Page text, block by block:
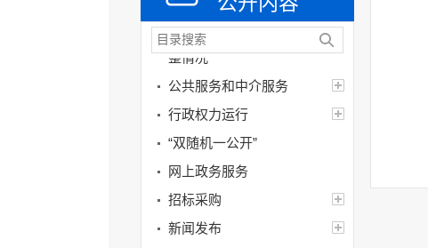
乡村振兴（精准脱贫）
权责清单和动态调
整情况
公共服务和中介服务
行政权力运行
“双随机一公开”
网上政务服务
招标采购
新闻发布